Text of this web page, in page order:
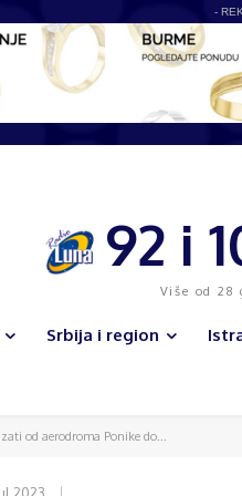
-
92 i
Više od
Srbija i region
od aerodroma Ponike do...
2023.